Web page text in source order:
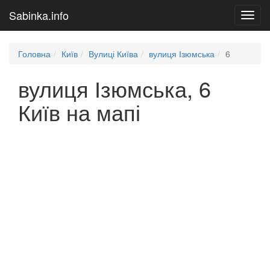
Sabinka.info
Головна Київ Вулиці Київа вулиця Ізюмська 6
вулиця Ізюмська, 6
Київ на мапі